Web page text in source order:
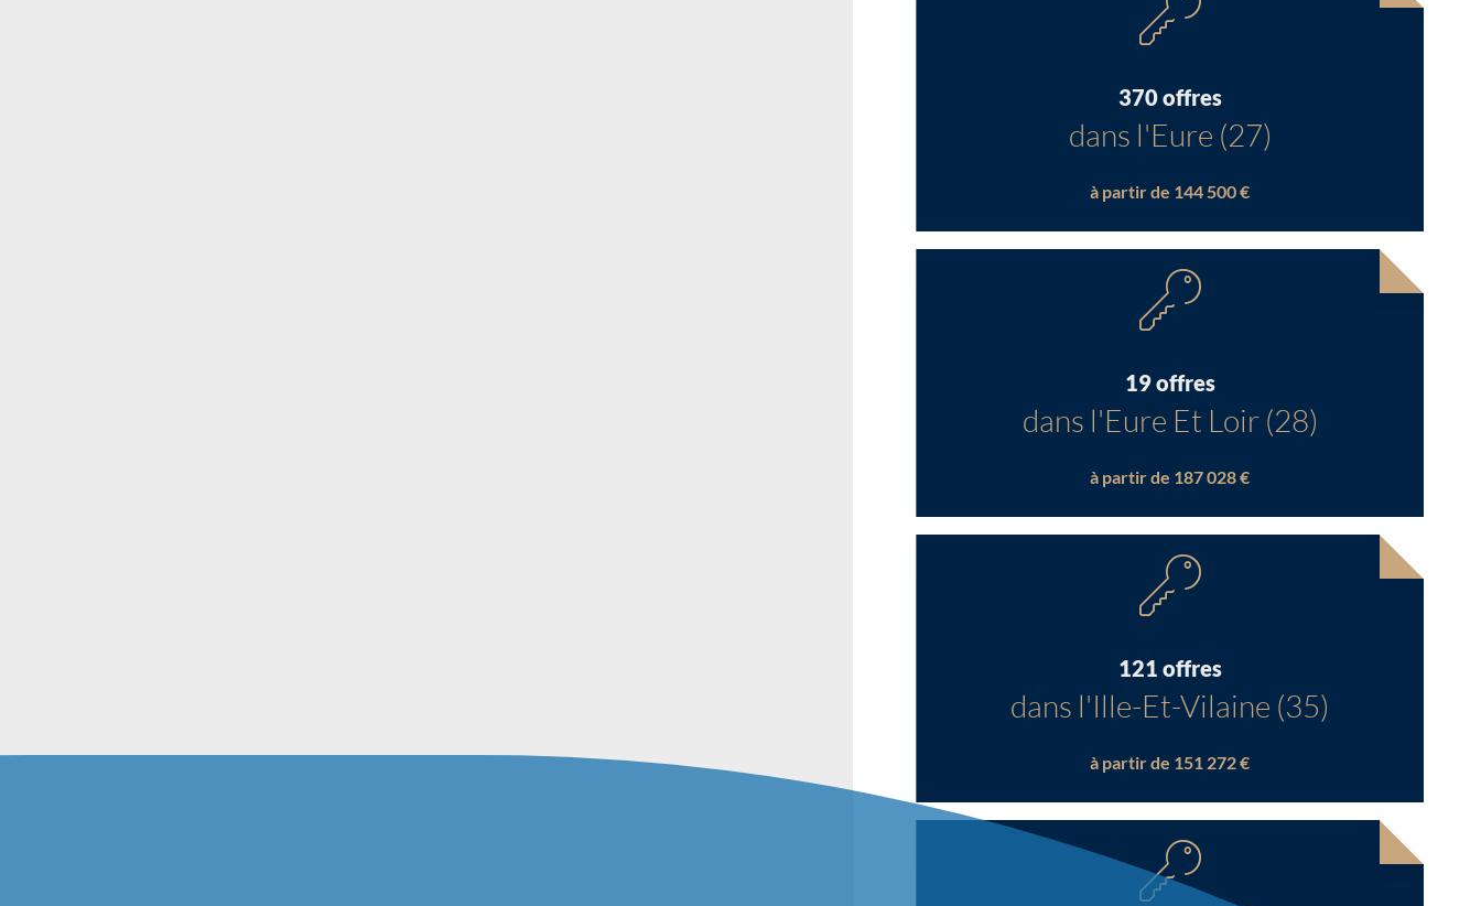
370 offres
dans l'Eure (27)
à partir de 144 500 €
19 offres
dans l'Eure Et Loir (28)
à partir de 187 028 €
121 offres
dans l'Ille-Et-Vilaine (35)
à partir de 151 272 €